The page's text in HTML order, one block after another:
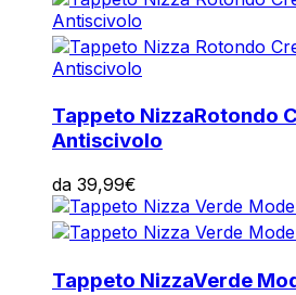
Tappeto NizzaRotondo
Antiscivolo
da 39,99€
Tappeto NizzaVerde